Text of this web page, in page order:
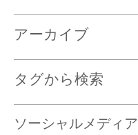
アーカイブ
タグから検索
ソーシャルメディア